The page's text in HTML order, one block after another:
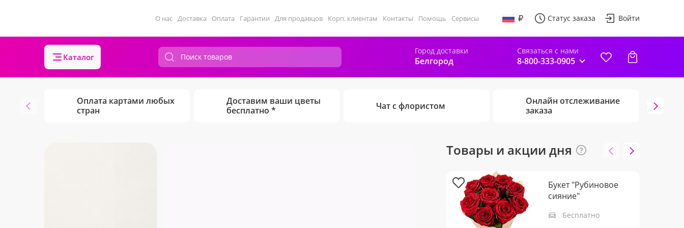
О нас Доставка Оплата Гарантии Для продавцов Корп. клиентам Контакты Помощь Сервисы Статус заказа Войти
Каталог
Город доставки
Белгород
Связаться с нами
8-800-333-0905
Оплата картами любых
стран
Доставим ваши цветы
бесплатно *
Чат с флористом
Онлайн отслеживание
заказа
Товары и акции дня
Букет "Рубиновое
сияние"
Бесплатно